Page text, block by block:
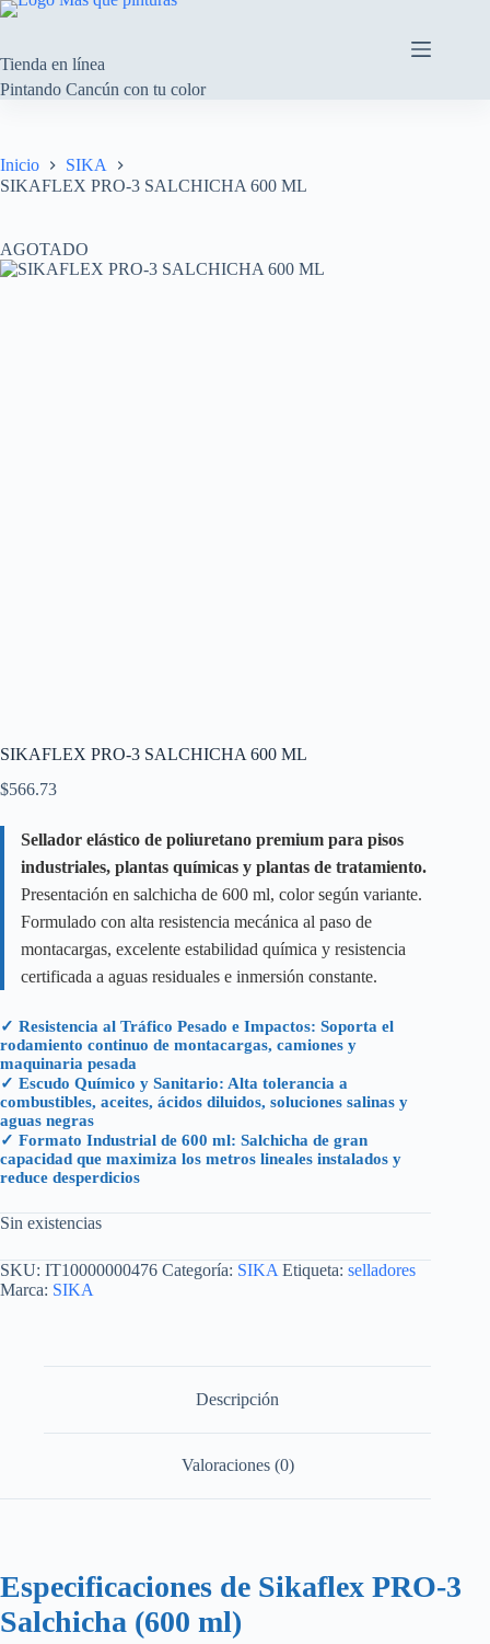
Saltar
Tienda en línea
Pintando Cancún con tu color
Inicio
SIKA
SIKAFLEX PRO-3 SALCHICHA 600 ML
AGOTADO
SIKAFLEX PRO-3 SALCHICHA 600 ML
$566.73
Sellador elástico de poliuretano premium para pisos
industriales, plantas químicas y plantas de tratamiento.
Presentación en salchicha de 600 ml, color según variante.
Formulado con alta resistencia mecánica al paso de
montacargas, excelente estabilidad química y resistencia
certificada a aguas residuales e inmersión constante.
✓ Resistencia al Tráfico Pesado e Impactos: Soporta el
rodamiento continuo de montacargas, camiones y
maquinaria pesada
✓ Escudo Químico y Sanitario: Alta tolerancia a
combustibles, aceites, ácidos diluidos, soluciones salinas y
aguas negras
✓ Formato Industrial de 600 ml: Salchicha de gran
capacidad que maximiza los metros lineales instalados y
reduce desperdicios
Sin existencias
SKU: IT10000000476 Categoría: SIKA Etiqueta: selladores
Marca: SIKA
Descripción
Valoraciones (0)
Especificaciones de Sikaflex PRO-3
Salchicha (600 ml)